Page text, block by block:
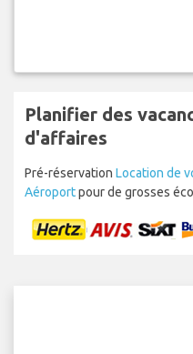
Planifier des
d'affaires
Pré-réservation Location de
Aéroportpour de grosses